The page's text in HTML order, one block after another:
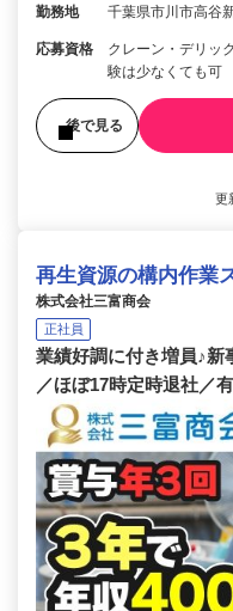
勤務地 千葉県市川市高
応募資格
クレーン・デリ
験は少なくても可
後で見る
更
再生資源の構内作業
株式会社三富商会
正社員
業績好調に付き増員♪
／ほぼ17時定時退社／